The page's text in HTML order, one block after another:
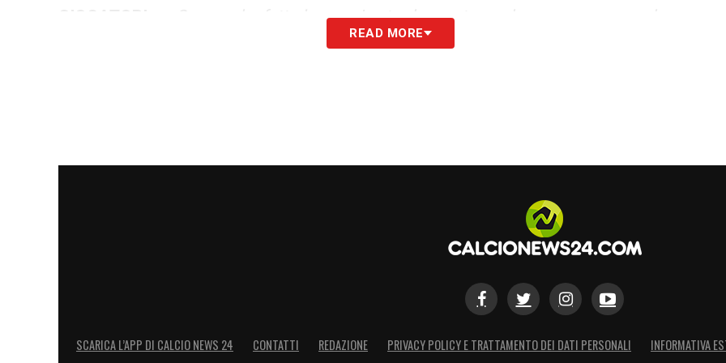
«Ognuno ha fatto la propria strada mantenendo sempre un grande
rispetto per il gruppo e chi è partito ha proseguito la sua carriera dando il massimo. Tutti
READ MORE
SCARICA L’APP DI CALCIO NEWS 24 CONTATTI REDAZIONE PRIVACY POLICY E TRATTAMENTO DEI DATI PERSONALI INFORMATIVA